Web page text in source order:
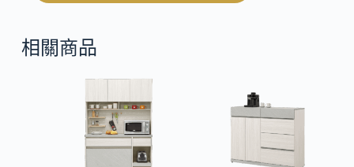
n
e
相關商品